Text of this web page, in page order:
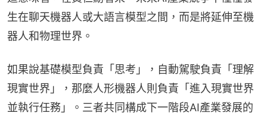
生在聊天機器人或大語言模型之間，而是將延伸至機
器人和物理世界。
如果說基礎模型負責「思考」，自動駕駛負責「理解
現實世界」，那麼人形機器人則負責「進入現實世界
並執行任務」。三者共同構成下一階段AI產業發展的